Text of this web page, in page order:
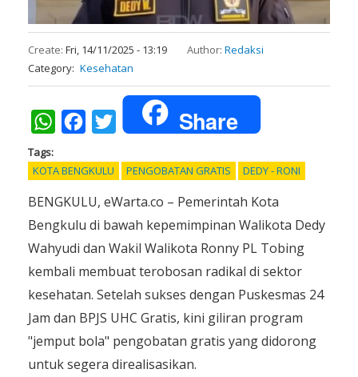
Create: Fri, 14/11/2025 - 13:19 Author: Redaksi
Category Kesehatan
WhatsAppFacebookTwitter Share
Tags
KOTA BENGKULU
PENGOBATAN GRATIS DEDY - RONI
BENGKULU, eWarta.co – Pemerintah Kota
Bengkulu di bawah kepemimpinan Walikota Dedy
Wahyudi dan Wakil Walikota Ronny PL Tobing
kembali membuat terobosan radikal di sektor
kesehatan. Setelah sukses dengan Puskesmas 24
Jam dan BPJS UHC Gratis, kini giliran program
"jemput bola" pengobatan gratis yang didorong
untuk segera direalisasikan.